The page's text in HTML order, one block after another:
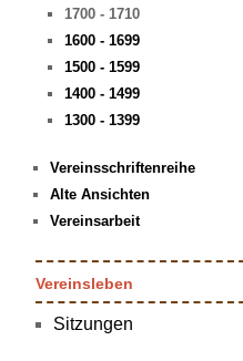
1700 - 1710
1600 - 1699
1500 - 1599
1400 - 1499
1300 - 1399
Vereinsschriftenreihe
Alte Ansichten
Vereinsarbeit
Vereinsleben
Sitzungen